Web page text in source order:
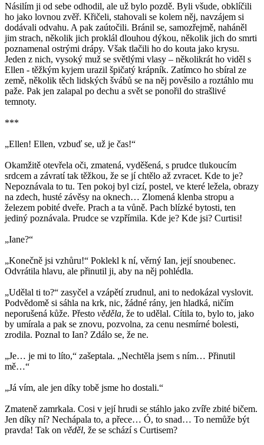
Násilím ji od sebe odhodil, ale už bylo pozdě. Byli všude, obklíčili
ho jako lovnou zvěř. Křičeli, stahovali se kolem něj, navzájem si
dodávali odvahu. A pak zaútočili. Bránil se, samozřejmě, naháněl
jim strach, několik jich proklál dlouhou dýkou, několik jich do smrti
poznamenal ostrými drápy. Však tlačili ho do kouta jako krysu.
Jeden z nich, vysoký muž se světlými vlasy – několikrát ho viděl s
Ellen - těžkým kyjem urazil špičatý krápník. Zatímco ho sbíral ze
země, několik těch lidských švábů se na něj pověsilo a roztáhlo mu
paže. Pak jen zalapal po dechu a svět se ponořil do strašlivé
temnoty.
***
„Ellen! Ellen, vzbuď se, už je čas!“
Okamžitě otevřela oči, zmatená, vyděšená, s prudce tlukoucím
srdcem a závratí tak těžkou, že se jí chtělo až zvracet. Kde to je?
Nepoznávala to tu. Ten pokoj byl cizí, postel, ve které ležela, obrazy
na zdech, husté závěsy na oknech… Zlomená klenba stropu a
železem pobité dveře. Prach a ta vůně. Pach blízké bytosti, ten
jediný poznávala. Prudce se vzpřímila. Kde je? Kde jsi? Curtisi!
„Iane?“
„Konečně jsi vzhůru!“ Poklekl k ní, věrný Ian, její snoubenec.
Odvrátila hlavu, ale přinutil ji, aby na něj pohlédla.
„Udělal ti to?“ zasyčel a vzápětí zrudnul, ani to nedokázal vyslovit.
Podvědomě si sáhla na krk, nic, žádné rány, jen hladká, ničím
neporušená kůže. Přesto věděla, že to udělal. Cítila to, bylo to, jako
by umírala a pak se znovu, pozvolna, za cenu nesmírné bolesti,
zrodila. Poznal to Ian? Zdálo se, že ne.
„Je… je mi to líto,“ zašeptala. „Nechtěla jsem s ním… Přinutil
mě…“
„Já vím, ale jen díky tobě jsme ho dostali.“
Zmateně zamrkala. Cosi v její hrudi se stáhlo jako zvíře zbité bičem.
Jen díky ní? Nechápala to, a přece… Ó, to snad… To nemůže být
pravda! Tak on věděl, že se schází s Curtisem?